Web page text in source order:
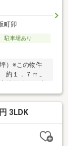
町卯
駐車場あり
）※この物件
１．７ｍ後
地面積から後
化財包蔵地－
ク）・敷地内
性あり
3LDK